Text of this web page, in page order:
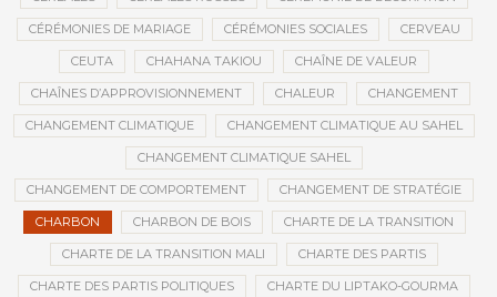
CÉRÉMONIES DE MARIAGE CÉRÉMONIES SOCIALES CERVEAU
CEUTA CHAHANA TAKIOU CHAÎNE DE VALEUR
CHAÎNES D’APPROVISIONNEMENT CHALEUR CHANGEMENT
CHANGEMENT CLIMATIQUE CHANGEMENT CLIMATIQUE AU SAHEL
CHANGEMENT CLIMATIQUE SAHEL
CHANGEMENT DE COMPORTEMENT CHANGEMENT DE STRATÉGIE
CHARBON CHARBON DE BOIS CHARTE DE LA TRANSITION
CHARTE DE LA TRANSITION MALI CHARTE DES PARTIS
CHARTE DES PARTIS POLITIQUES CHARTE DU LIPTAKO-GOURMA